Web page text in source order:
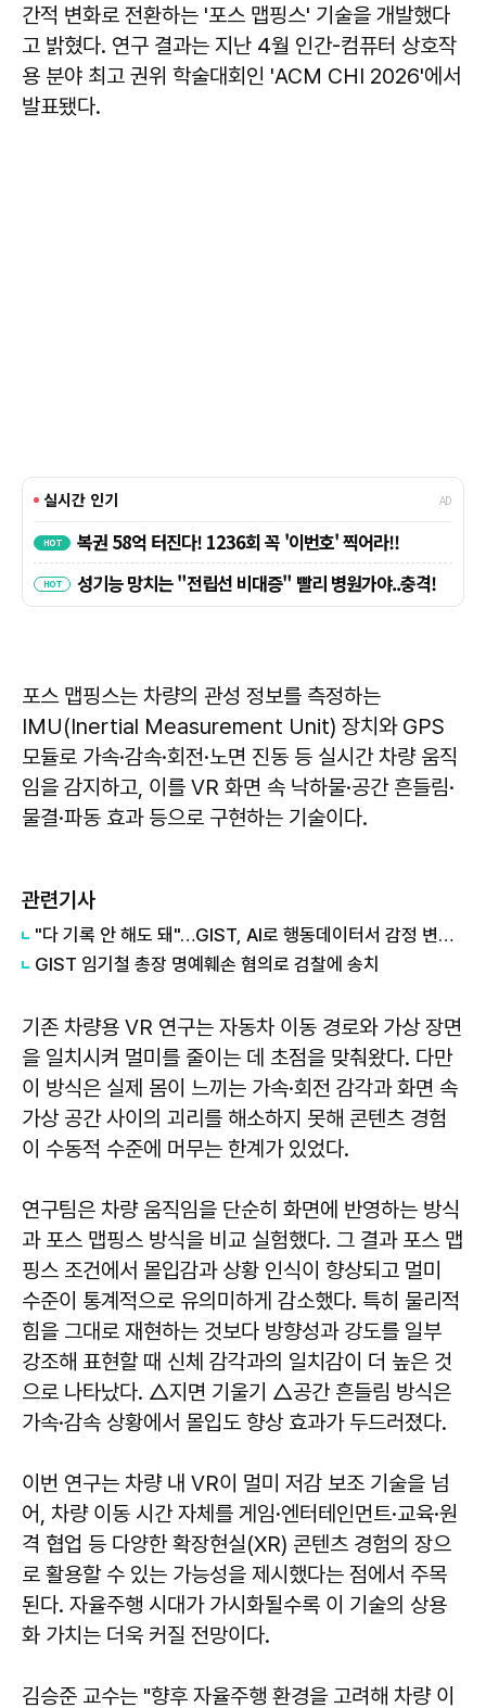
간적 변화로 전환하는 '포스 맵핑스' 기술을 개발했다
고 밝혔다. 연구 결과는 지난 4월 인간-컴퓨터 상호작
용 분야 최고 권위 학술대회인 'ACM CHI 2026'에서
발표됐다.
포스 맵핑스는 차량의 관성 정보를 측정하는
IMU(Inertial Measurement Unit) 장치와 GPS
모듈로 가속·감속·회전·노면 진동 등 실시간 차량 움직
임을 감지하고, 이를 VR 화면 속 낙하물·공간 흔들림·
물결·파동 효과 등으로 구현하는 기술이다.
관련기사
"다 기록 안 해도 돼"…GIST, AI로 행동데이터서 감정 변화 예측
GIST 임기철 총장 명예훼손 혐의로 검찰에 송치
기존 차량용 VR 연구는 자동차 이동 경로와 가상 장면
을 일치시켜 멀미를 줄이는 데 초점을 맞춰왔다. 다만
이 방식은 실제 몸이 느끼는 가속·회전 감각과 화면 속
가상 공간 사이의 괴리를 해소하지 못해 콘텐츠 경험
이 수동적 수준에 머무는 한계가 있었다.
연구팀은 차량 움직임을 단순히 화면에 반영하는 방식
과 포스 맵핑스 방식을 비교 실험했다. 그 결과 포스 맵
핑스 조건에서 몰입감과 상황 인식이 향상되고 멀미
수준이 통계적으로 유의미하게 감소했다. 특히 물리적
힘을 그대로 재현하는 것보다 방향성과 강도를 일부
강조해 표현할 때 신체 감각과의 일치감이 더 높은 것
으로 나타났다. △지면 기울기 △공간 흔들림 방식은
가속·감속 상황에서 몰입도 향상 효과가 두드러졌다.
이번 연구는 차량 내 VR이 멀미 저감 보조 기술을 넘
어, 차량 이동 시간 자체를 게임·엔터테인먼트·교육·원
격 협업 등 다양한 확장현실(XR) 콘텐츠 경험의 장으
로 활용할 수 있는 가능성을 제시했다는 점에서 주목
된다. 자율주행 시대가 가시화될수록 이 기술의 상용
화 가치는 더욱 커질 전망이다.
김승준 교수는 "향후 자율주행 환경을 고려해 차량 이